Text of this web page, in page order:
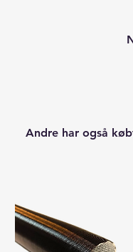
Andre har også